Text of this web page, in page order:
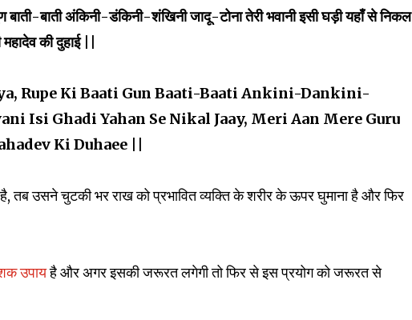
बाती-बाती अंकिनी-डंकिनी-शंखिनी जादू-टोना तेरी भवानी इसी घड़ी यहाँ से निकल
की दुहाई ||
Rupe Ki Baati Gun Baati-Baati Ankini-Dankini-
Isi Ghadi Yahan Se Nikal Jaay, Meri Aan Mere Guru
Ki Duhaee ||
तब उसने चुटकी भर राख को प्रभावित व्यक्ति के शरीर के ऊपर घुमाना है और फिर
उपायहै और अगर इसकी जरूरत लगेगी तो फिर से इस प्रयोग को जरूरत से